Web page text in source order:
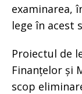
examinarea,
lege în acest
Proiectul de
Finanțelor și
scop